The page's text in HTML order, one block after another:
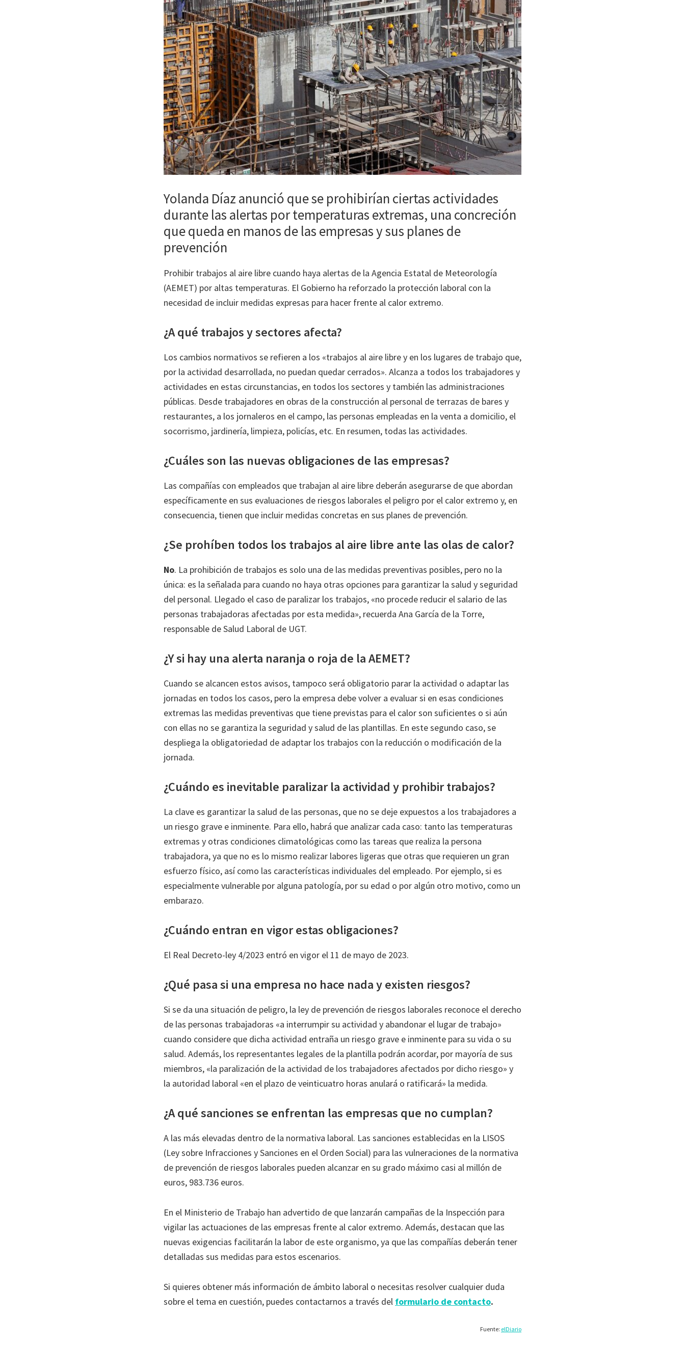
Yolanda Díaz anunció que se prohibirían ciertas actividades
durante las alertas por temperaturas extremas, una concreción
que queda en manos de las empresas y sus planes de
prevención
Prohibir trabajos al aire libre cuando haya alertas de la Agencia Estatal de Meteorología
(AEMET) por altas temperaturas. El Gobierno ha reforzado la protección laboral con la
necesidad de incluir medidas expresas para hacer frente al calor extremo.
¿A qué trabajos y sectores afecta?
Los cambios normativos se refieren a los «trabajos al aire libre y en los lugares de trabajo que,
por la actividad desarrollada, no puedan quedar cerrados». Alcanza a todos los trabajadores y
actividades en estas circunstancias, en todos los sectores y también las administraciones
públicas. Desde trabajadores en obras de la construcción al personal de terrazas de bares y
restaurantes, a los jornaleros en el campo, las personas empleadas en la venta a domicilio, el
socorrismo, jardinería, limpieza, policías, etc. En resumen, todas las actividades.
¿Cuáles son las nuevas obligaciones de las empresas?
Las compañías con empleados que trabajan al aire libre deberán asegurarse de que abordan
específicamente en sus evaluaciones de riesgos laborales el peligro por el calor extremo y, en
consecuencia, tienen que incluir medidas concretas en sus planes de prevención.
¿Se prohíben todos los trabajos al aire libre ante las olas de calor?
No. La prohibición de trabajos es solo una de las medidas preventivas posibles, pero no la
única: es la señalada para cuando no haya otras opciones para garantizar la salud y seguridad
del personal. Llegado el caso de paralizar los trabajos, «no procede reducir el salario de las
personas trabajadoras afectadas por esta medida», recuerda Ana García de la Torre,
responsable de Salud Laboral de UGT.
¿Y si hay una alerta naranja o roja de la AEMET?
Cuando se alcancen estos avisos, tampoco será obligatorio parar la actividad o adaptar las
jornadas en todos los casos, pero la empresa debe volver a evaluar si en esas condiciones
extremas las medidas preventivas que tiene previstas para el calor son suficientes o si aún
con ellas no se garantiza la seguridad y salud de las plantillas. En este segundo caso, se
despliega la obligatoriedad de adaptar los trabajos con la reducción o modificación de la
jornada.
¿Cuándo es inevitable paralizar la actividad y prohibir trabajos?
La clave es garantizar la salud de las personas, que no se deje expuestos a los trabajadores a
un riesgo grave e inminente. Para ello, habrá que analizar cada caso: tanto las temperaturas
extremas y otras condiciones climatológicas como las tareas que realiza la persona
trabajadora, ya que no es lo mismo realizar labores ligeras que otras que requieren un gran
esfuerzo físico, así como las características individuales del empleado. Por ejemplo, si es
especialmente vulnerable por alguna patología, por su edad o por algún otro motivo, como un
embarazo.
¿Cuándo entran en vigor estas obligaciones?
El Real Decreto-ley 4/2023 entró en vigor el 11 de mayo de 2023.
¿Qué pasa si una empresa no hace nada y existen riesgos?
Si se da una situación de peligro, la ley de prevención de riesgos laborales reconoce el derecho
de las personas trabajadoras «a interrumpir su actividad y abandonar el lugar de trabajo»
cuando considere que dicha actividad entraña un riesgo grave e inminente para su vida o su
salud. Además, los representantes legales de la plantilla podrán acordar, por mayoría de sus
miembros, «la paralización de la actividad de los trabajadores afectados por dicho riesgo» y
la autoridad laboral «en el plazo de veinticuatro horas anulará o ratificará» la medida.
¿A qué sanciones se enfrentan las empresas que no cumplan?
A las más elevadas dentro de la normativa laboral. Las sanciones establecidas en la LISOS
(Ley sobre Infracciones y Sanciones en el Orden Social) para las vulneraciones de la normativa
de prevención de riesgos laborales pueden alcanzar en su grado máximo casi al millón de
euros, 983.736 euros.
En el Ministerio de Trabajo han advertido de que lanzarán campañas de la Inspección para
vigilar las actuaciones de las empresas frente al calor extremo. Además, destacan que las
nuevas exigencias facilitarán la labor de este organismo, ya que las compañías deberán tener
detalladas sus medidas para estos escenarios.
Si quieres obtener más información de ámbito laboral o necesitas resolver cualquier duda
sobre el tema en cuestión, puedes contactarnos a través del formulario de contacto.
Fuente: elDiario